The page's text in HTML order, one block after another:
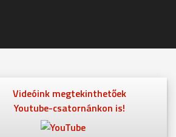
Videóink megtekinthetőek
Youtube-csatornánkon is!